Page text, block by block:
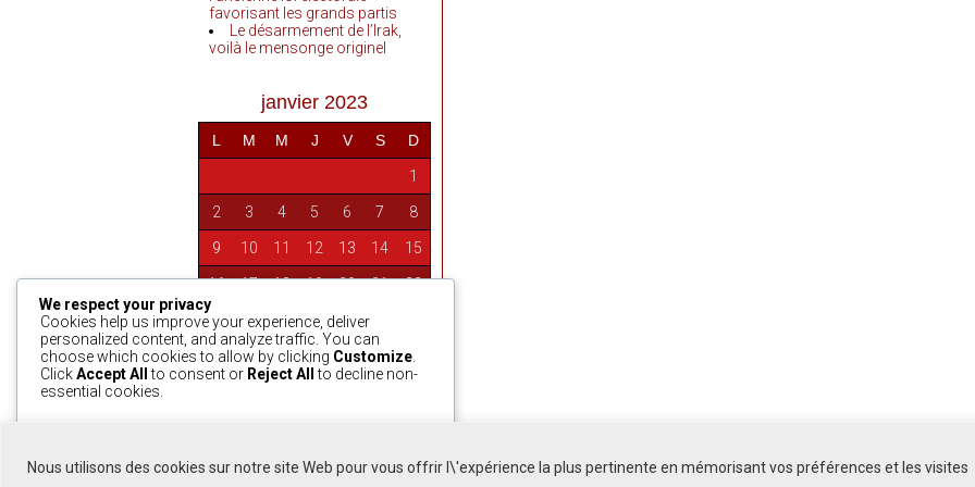
Nous utilisons des cookies sur notre site Web pour vous offrir l\'expérience la plus pertinente en mémorisant vos préférences et les visites
favorisant les grands partis
Le désarmement de l’Irak,
voilà le mensonge originel
janvier 2023
L M M J V S D
1
2 3 4 5 6 7 8
9 10 11 12 13 14 15
16 17 18 19 20 21 22
23 24 25 26 27
30 31
We respect your privacy
Cookies help us improve your experience, deliver
personalized content, and analyze traffic. You can
choose which cookies to allow by clicking Customize
ClickAccept All to consent or Reject All
to decline non-
essential cookies.
Powered by